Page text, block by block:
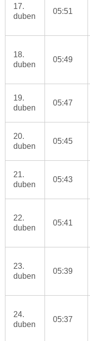
17.
duben
05:51
18.
duben
05:49
19.
duben
05:47
20.
duben
05:45
21.
duben
05:43
22.
duben
05:41
23.
duben
05:39
24.
duben
05:37